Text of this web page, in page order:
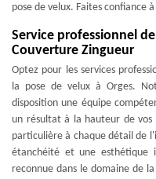
pose de velux. Faites confiance
Service professionnel
Couverture Zingueur
Optez pour les services
la pose de velux à Orges.
disposition une équipe
un résultat à la hauteur de
particulière à chaque détail de
étanchéité et une esthétique
reconnue dans le domaine de